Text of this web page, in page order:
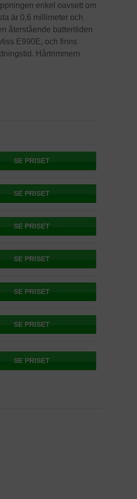
enkel oavsett om
är 0,6 millimeter och
återstående batteritiden
E990E, och finns
Hårtrimmern
SE PRISET
SE PRISET
SE PRISET
SE PRISET
SE PRISET
SE PRISET
SE PRISET